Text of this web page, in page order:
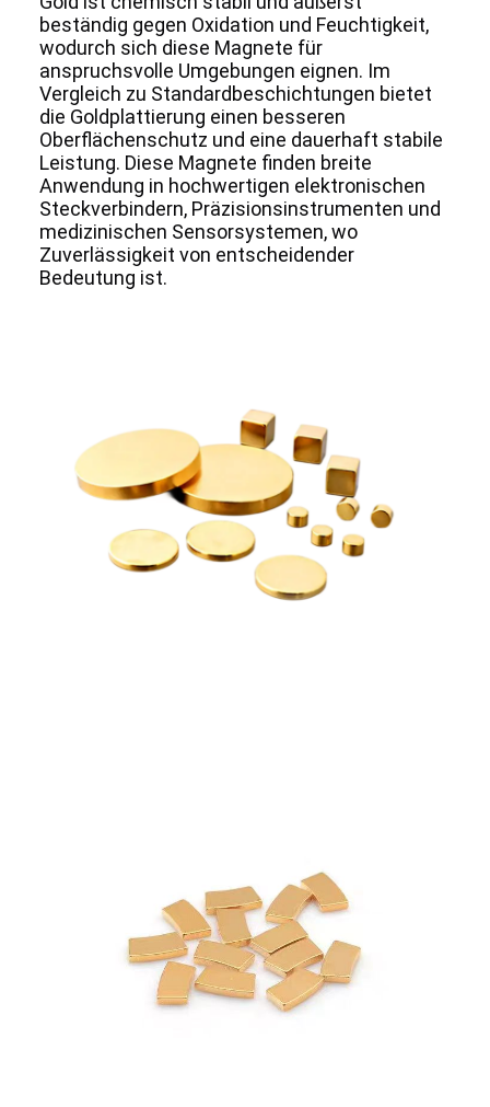
beständig gegen Oxidation und Feuchtigkeit,
wodurch sich diese Magnete für
anspruchsvolle Umgebungen eignen. Im
Vergleich zu Standardbeschichtungen bietet
die Goldplattierung einen besseren
Oberflächenschutz und eine dauerhaft stabile
Leistung. Diese Magnete finden breite
Anwendung in hochwertigen elektronischen
Steckverbindern, Präzisionsinstrumenten und
medizinischen Sensorsystemen, wo
Zuverlässigkeit von entscheidender
Bedeutung ist.